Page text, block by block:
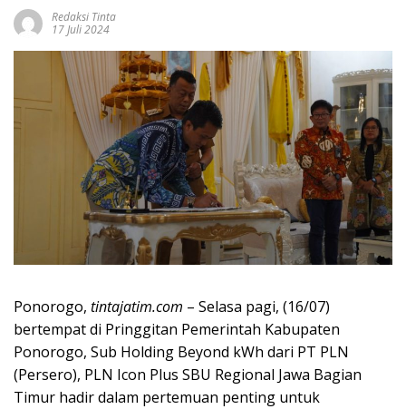
Redaksi Tinta
17 Juli 2024
Ponorogo, tintajatim.com – Selasa pagi, (16/07)
bertempat di Pringgitan Pemerintah Kabupaten
Ponorogo, Sub Holding Beyond kWh dari PT PLN
(Persero), PLN Icon Plus SBU Regional Jawa Bagian
Timur hadir dalam pertemuan penting untuk